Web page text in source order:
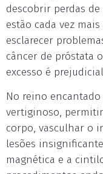
descobrir perdas de
estão cada vez
esclarecer
câncer de próstata
excesso é
No reino
vertiginoso,
corpo, vasculhar o
lesões
magnética e a